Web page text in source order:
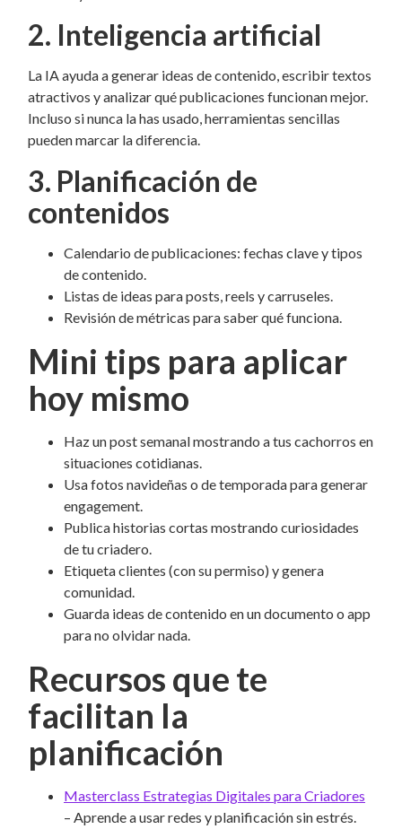
2. Inteligencia artificial
La IA ayuda a generar ideas de contenido, escribir textos
atractivos y analizar qué publicaciones funcionan mejor.
Incluso si nunca la has usado, herramientas sencillas
pueden marcar la diferencia.
3. Planificación de
contenidos
Calendario de publicaciones: fechas clave y tipos
de contenido.
Listas de ideas para posts, reels y carruseles.
Revisión de métricas para saber qué funciona.
Mini tips para aplicar
hoy mismo
Haz un post semanal mostrando a tus cachorros en
situaciones cotidianas.
Usa fotos navideñas o de temporada para generar
engagement.
Publica historias cortas mostrando curiosidades
de tu criadero.
Etiqueta clientes (con su permiso) y genera
comunidad.
Guarda ideas de contenido en un documento o app
para no olvidar nada.
Recursos que te
facilitan la
planificación
Masterclass Estrategias Digitales para Criadores
– Aprende a usar redes y planificación sin estrés.